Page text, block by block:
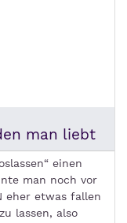
man liebt
einen
man noch vor
eher etwas fallen
lassen, also